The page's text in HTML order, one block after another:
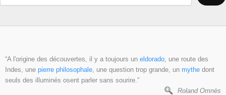
“A l'origine des découvertes, il y a toujours un eldorado , une route des
Indes, une pierre philosophale , une question trop grande, un mythe dont
seuls des illuminés osent parler sans sourire.”
Roland Omnès